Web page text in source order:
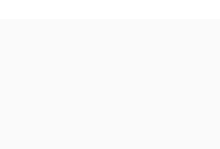
、メタクリル酸メチル